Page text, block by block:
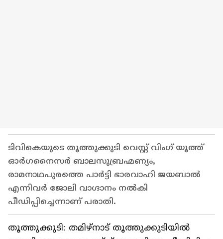
ടിവികെയുടെ തൂത്തുക്കുടി വെസ്റ്റ് വിംഗ് യൂത്ത്
ഓർഗനൈസർ ബാലസുബ്രഹ്മണ്യം,
രാമനാഥപുരത്തെ പാർട്ടി ഭാരവാഹി ജയബാൽ
എന്നിവർ ജോലി വാഗ്ദാനം നൽകി
പീഡിപ്പിച്ചെന്നാണ് പരാതി.
തൂത്തുക്കുടി: തമിഴ്നാട് തൂത്തുക്കുടിയിൽ